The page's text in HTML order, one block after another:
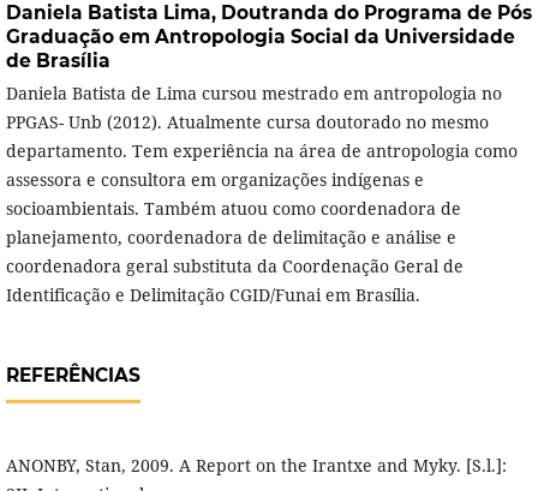
Daniela Batista Lima, Doutranda do Programa de Pós
Graduação em Antropologia Social da Universidade
de Brasília
Daniela Batista de Lima cursou mestrado em antropologia no
PPGAS- Unb (2012). Atualmente cursa doutorado no mesmo
departamento. Tem experiência na área de antropologia como
assessora e consultora em organizações indígenas e
socioambientais. Também atuou como coordenadora de
planejamento, coordenadora de delimitação e análise e
coordenadora geral substituta da Coordenação Geral de
Identificação e Delimitação CGID/Funai em Brasília.
REFERÊNCIAS
ANONBY, Stan, 2009. A Report on the Irantxe and Myky. [S.l.]: